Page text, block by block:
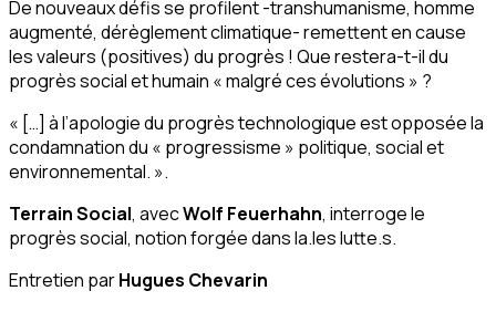
De nouveaux défis se profilent -transhumanisme, homme
augmenté, dérèglement climatique- remettent en cause
les valeurs (positives) du progrès ! Que restera-t-il du
progrès social et humain « malgré ces évolutions » ?
« […] à l’apologie du progrès technologique est opposée la
condamnation du « progressisme » politique, social et
environnemental. ».
Terrain Social, avecWolf Feuerhahn, interroge le
progrès social, notion forgée dans la.les lutte.s.
Entretien parHugues Chevarin